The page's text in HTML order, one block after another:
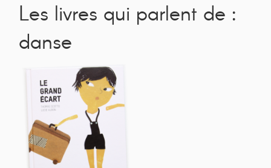
Les livres qui parlent de :
danse